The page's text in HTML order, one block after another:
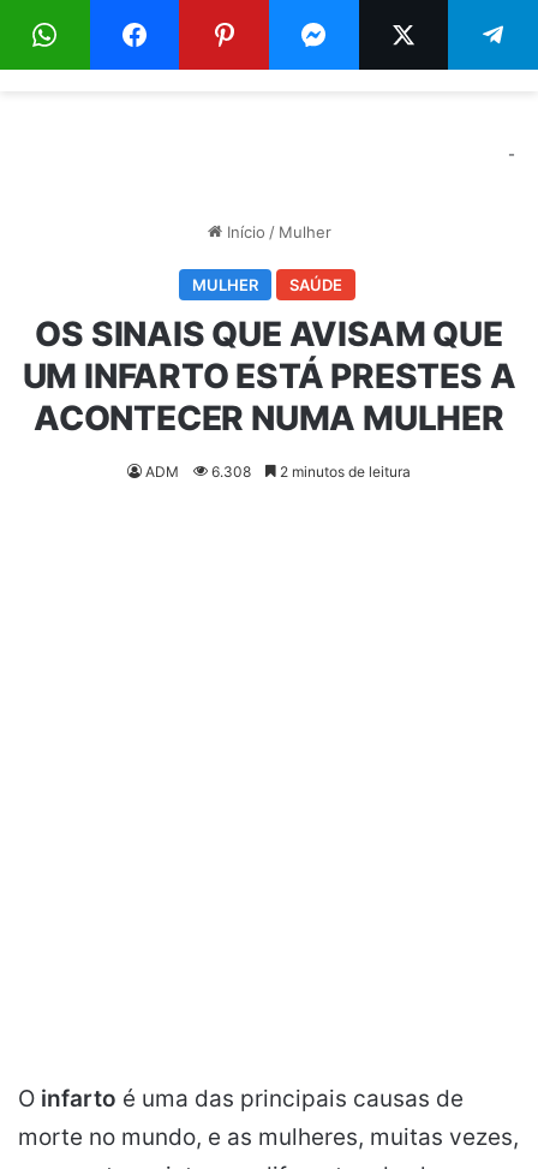
Menu
-
Início / Mulher
MULHER SAÚDE
OS SINAIS QUE AVISAM QUE
UM INFARTO ESTÁ PRESTES A
ACONTECER NUMA MULHER
ADM 6.308 2 minutos de leitura
O infarto é uma das principais causas de
morte no mundo, e as mulheres, muitas vezes,